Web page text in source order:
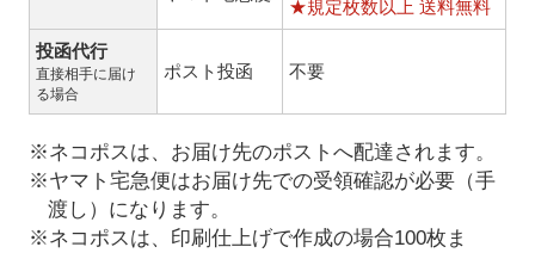
★規定枚数以上 送料無料
投函代行
直接相手に届け
る場合
ポスト投函 不要
※ネコポスは、お届け先のポストへ配達されます。
※ヤマト宅急便はお届け先での受領確認が必要（手
渡し）になります。
※ネコポスは、印刷仕上げで作成の場合100枚ま